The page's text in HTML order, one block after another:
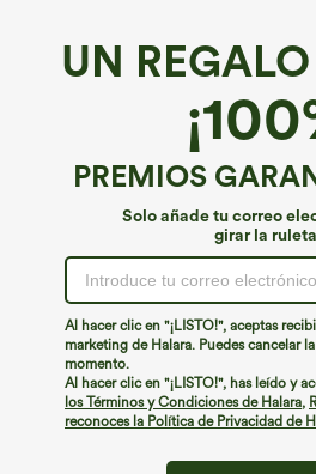
UN
PREMIOS
Solo añade tu correo
girar la
Al hacer clic en "¡LISTO!", aceptas
marketing de Halara. Puedes cancelar
momento.
Al hacer clic en "¡LISTO!", has leído y
los Términos y Condiciones de Halara,
reconoces la Política de Privacidad de
¡Ups!
No podemos encontrar la
Seguir